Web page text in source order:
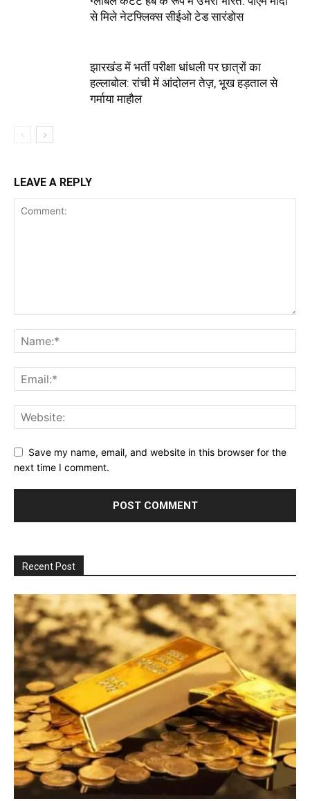
से मिले नेटफ्लिक्स सीईओ टेड सारंडोस
झारखंड में भर्ती परीक्षा धांधली पर छात्रों का
हल्लाबोल: रांची में आंदोलन तेज़, भूख हड़ताल से
गर्माया माहौल
LEAVE A REPLY
Save my name, email, and website in this browser for the
next time I comment.
Recent Post